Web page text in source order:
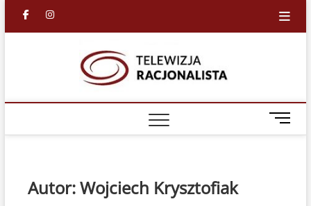
facebook
in
M
e
Autor:Wojciech Krysztofiak